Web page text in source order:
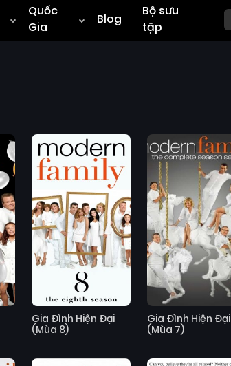
Quốc
Gia
Blog
Bộ sưu
tập
Gia Đình Hiện Đại
(Mùa 8)
Gia Đình Hiện Đại
(Mùa 7)